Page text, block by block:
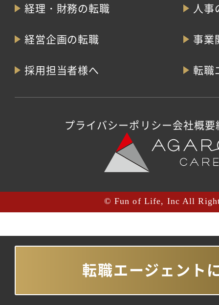
経理・財務の転職 人事
経営企画の転職 事業
採用担当者様へ 転職
プライバシーポリシー会社概要
転職エージェント
© Fun of Life, Inc All Right